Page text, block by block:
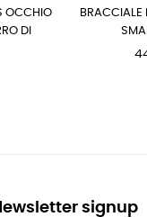
OCCHIO
DI
BRACCIALE
signup